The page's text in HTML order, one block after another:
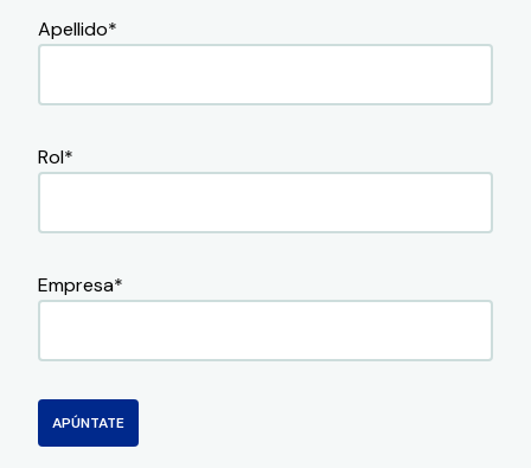
Apellido*
Rol*
Empresa*